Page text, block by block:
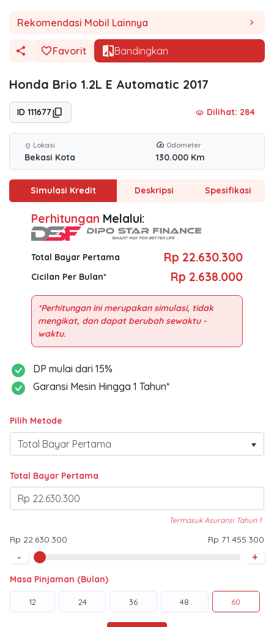
Rekomendasi Mobil Lainnya chevron_right
Favorit Bandingkan
Honda Brio 1.2L E Automatic 2017
ID 111677 visibility Dilihat: 284
location_on Lokasi
Bekasi Kota
Odometer
130.000 Km
Simulasi Kredit Deskripsi Spesifikasi
Perhitungan Melalui:
Total Bayar Pertama Rp 22.630.300
Cicilan Per Bulan* Rp 2.638.000
*Perhitungan ini merupakan simulasi, tidak
mengikat, dan dapat berubah sewaktu -
DP mulai dari 15%
Garansi Mesin Hingga 1 Tahun*
Pilih Metode
Total Bayar Pertama
Termasuk Asuransi Tahun 1
Rp 22.630.300 Rp 71.455.300
- +
Masa Pinjaman (Bulan)
12 24 36 48 60